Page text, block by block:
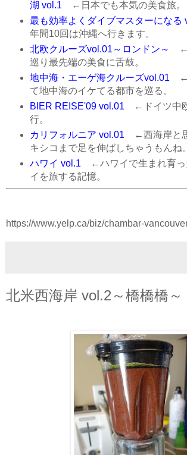
湖 vol.1 ←日本でも本気の美食旅。
最も効率よくダイブマスターになる
年間10回は沖縄へ行きます。
北欧クルーズvol.01～ロンドン～
←
巡り最先端の美食に舌鼓。
地中海・エーゲ海クルーズvol.01
て地中海のイケてる都市を巡る。
BIER REISE'09 vol.01 ←ドイツ中
行。
カリフォルニア vol.01 ←西海岸と
キシコまで足を伸ばしちゃうもんね。
ハワイ vol.1 ←ハワイで生まれ育っ
イを旅する記憶。
https://www.yelp.ca/biz/chambar-
北米西海岸 vol.2～橋橋橋～